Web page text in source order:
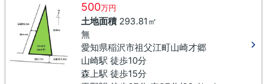
500万円
土地面積293.81㎡
無
愛知県稲沢市祖父江町山崎才郷
山崎駅 徒歩10分
森上駅 徒歩15分